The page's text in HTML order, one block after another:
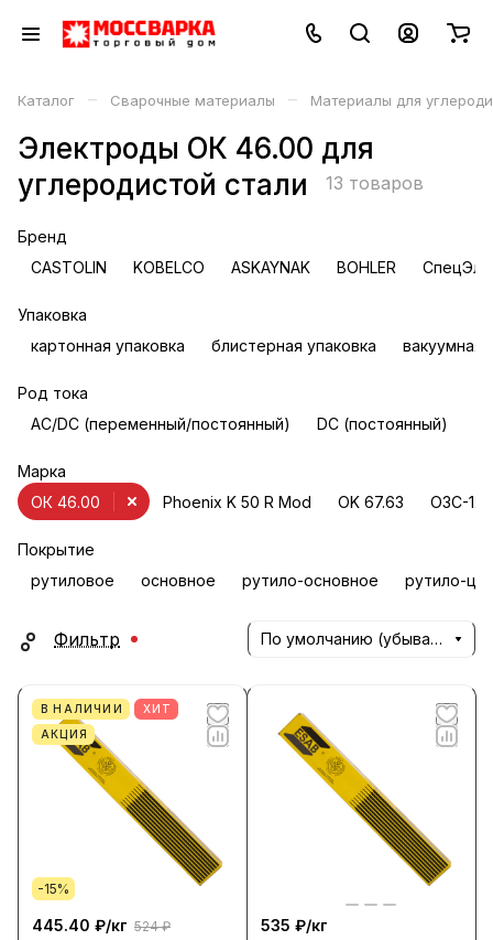
Каталог – Сварочные материалы – Материалы для
Электроды ОК 46.00 для
углеродистой стали
13 товаров
Бренд
CASTOLIN
KOBELCO ASKAYNAK BOHLER
Упаковка
картонная упаковка
блистерная упаковка вакуумная
Род тока
AC/DC (переменный/постоянный)
DC (постоянный)
Марка
Phoenix K 50 R Mod
OK 67.63 ОЗС-12
ОК 46.00
Покрытие
рутиловое
основное рутило-основное рутило-
Фильтр По умолчанию (убывание)
В НАЛИЧИИ
ХИТ
АКЦИЯ
-15%
445.40 ₽/кг 524 ₽ 535 ₽/кг